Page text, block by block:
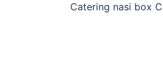
Catering nasi box